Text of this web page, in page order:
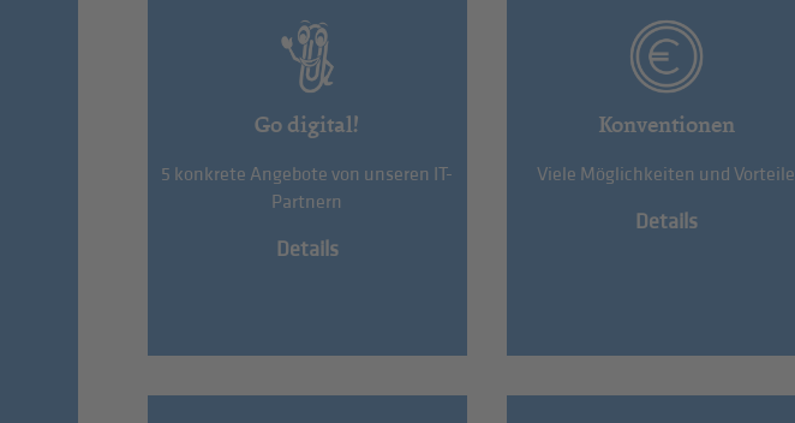
Go digital!
5 konkrete Angebote von unseren IT-
Partnern
Details
Konventionen
Viele Möglichkeiten und Vorteile
Details